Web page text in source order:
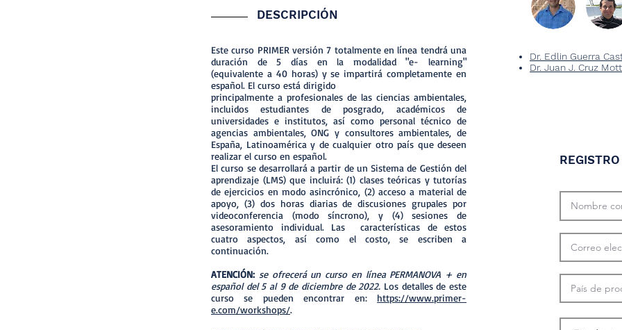
DESCRIPCIÓN
Este curso PRIMER versión 7 totalmente en línea tendrá una
duración de 5 días en la modalidad "e- learning"
(equivalente a 40 horas) y se impartirá completamente en
español. El curso está dirigido
principalmente a profesionales de las ciencias ambientales,
incluidos estudiantes de posgrado, académicos de
universidades e institutos, así como personal técnico de
agencias ambientales, ONG y consultores ambientales, de
España, Latinoamérica y de cualquier otro país que deseen
realizar el curso en español.
El curso se desarrollará a partir de un Sistema de Gestión del
aprendizaje (LMS) que incluirá: (1) clases teóricas y tutorías
de ejercicios en modo asincrónico, (2) acceso a material de
apoyo, (3) dos horas diarias de discusiones grupales por
videoconferencia (modo síncrono), y (4) sesiones de
asesoramiento individual. Las características de estos
cuatro aspectos, así como el costo, se escriben a
continuación.
ATENCIÓN: se ofrecerá un curso en línea PERMANOVA + en
español del 5 al 9 de diciembre de 2022. Los detalles de este
curso se pueden encontrar en: https://www.primer-
e.com/workshops/.
Dr. Edlin Guerra
Dr. Juan J. Cruz
REGISTRO